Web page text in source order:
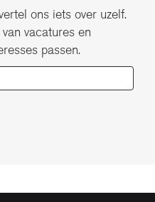
ons iets over uzelf.
vacatures en
passen.